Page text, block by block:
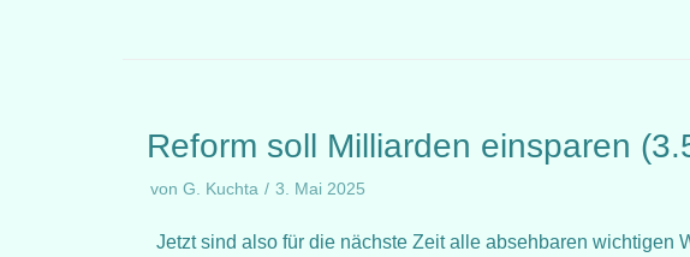
Reform soll Milliarden einsparen
von G. Kuchta 3. Mai 2025
Jetzt sind also für die nächste Zeit alle absehbaren wichtigen